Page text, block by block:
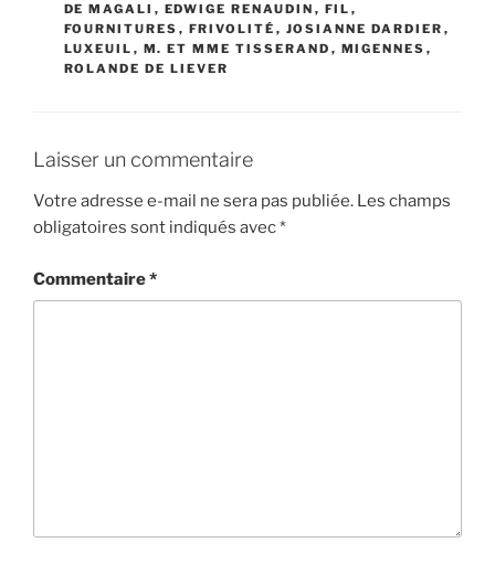
DE MAGALI , EDWIGE RENAUDIN , FIL ,
FOURNITURES , FRIVOLITÉ , JOSIANNE DARDIER ,
LUXEUIL , M. ET MME TISSERAND , MIGENNES ,
ROLANDE DE LIEVER
Laisser un commentaire
Votre adresse e-mail ne sera pas publiée. Les champs
obligatoires sont indiqués avec*
Commentaire*